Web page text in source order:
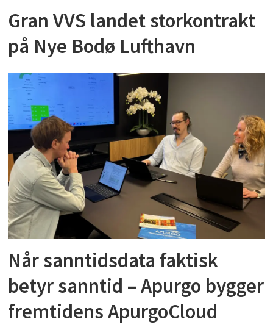
Gran VVS landet storkontrakt
på Nye Bodø Lufthavn
Når sanntidsdata faktisk
betyr sanntid – Apurgo bygger
fremtidens ApurgoCloud